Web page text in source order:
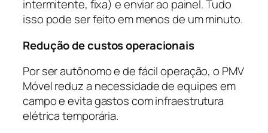
intermitente, fixa) e enviar ao painel. Tudo
isso pode ser feito em menos de um minuto.
Redução de custos operacionais
Por ser autônomo e de fácil operação, o PMV
Móvel reduz a necessidade de equipes em
campo e evita gastos com infraestrutura
elétrica temporária.